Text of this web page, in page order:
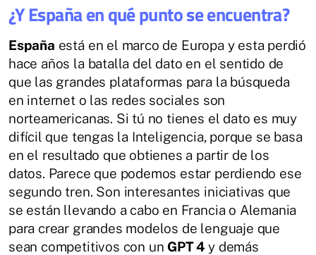
¿Y España en qué punto se encuentra?
España está en el marco de Europa y esta perdió
hace años la batalla del dato en el sentido de
que las grandes plataformas para la búsqueda
en internet o las redes sociales son
norteamericanas. Si tú no tienes el dato es muy
difícil que tengas la Inteligencia, porque se basa
en el resultado que obtienes a partir de los
datos. Parece que podemos estar perdiendo ese
segundo tren. Son interesantes iniciativas que
se están llevando a cabo en Francia o Alemania
para crear grandes modelos de lenguaje que
sean competitivos con un GPT 4 y demás